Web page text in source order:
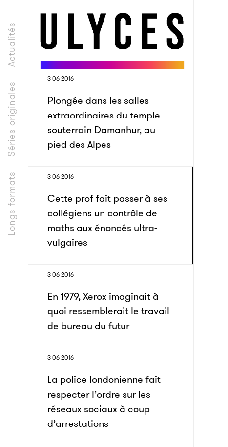
Longs formats
Séries originales
Actualités
3 06 2016
Plongée dans les salles
extraordinaires du temple
souterrain Damanhur, au
pied des Alpes
3 06 2016
Cette prof fait passer à ses
collégiens un contrôle de
maths aux énoncés ultra-
vulgaires
3 06 2016
En 1979, Xerox imaginait à
quoi ressemblerait le travail
de bureau du futur
3 06 2016
La police londonienne fait
respecter l’ordre sur les
réseaux sociaux à coup
d’arrestations